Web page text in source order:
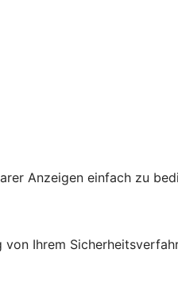
Anzeigen einfach zu
Ihrem